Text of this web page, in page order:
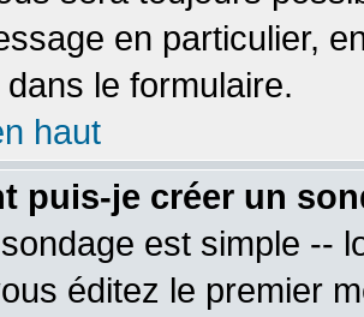
en particulier,
dans le formulaire.
haut
puis-je créer un
est simple --
éditez le premier